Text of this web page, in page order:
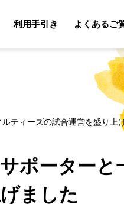
利用手引き
よくあるご
ティーズの試合運営を盛り上
ポーターと
ました